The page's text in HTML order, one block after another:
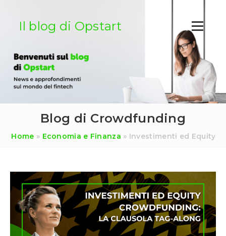
contenutoIl blog di Opstart
Blog di Crowdfunding
Home » Economia e Finanza » Investimenti ed Equity